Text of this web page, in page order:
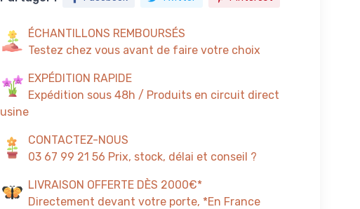
ÉCHANTILLONS REMBOURSÉS
Testez chez vous avant de faire votre choix
EXPÉDITION RAPIDE
Expédition sous 48h / Produits en circuit direct
usine
CONTACTEZ-NOUS
03 67 99 21 56 Prix, stock, délai et conseil ?
LIVRAISON OFFERTE DÈS 2000€*
Directement devant votre porte, *En France